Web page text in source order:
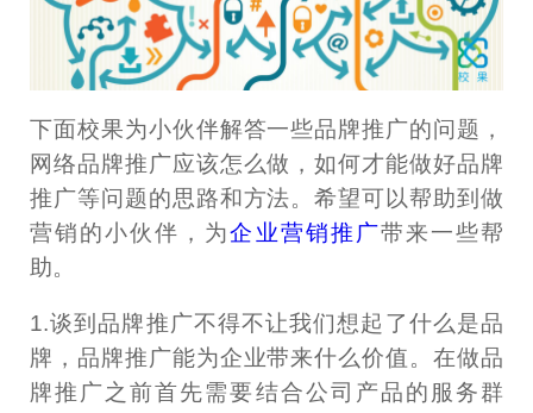
下面校果为小伙伴解答一些品牌推广的问题，
网络品牌推广应该怎么做，如何才能做好品牌
推广等问题的思路和方法。希望可以帮助到做
营销的小伙伴，为企业营销推广带来一些帮
助。
1.谈到品牌推广不得不让我们想起了什么是品
牌，品牌推广能为企业带来什么价值。在做品
牌推广之前首先需要结合公司产品的服务群